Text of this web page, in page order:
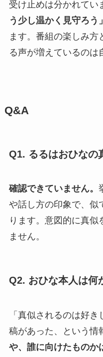
受け止めは分かれてい
う少し温かく見守ろう
ます。番組の楽しみ
る声が増えているのは
Q&A
Q1. るるはおひなの
確認できていません。
や話し方の印象で、似
ります。意図的に真似
ません。
Q2. おひな本人は何
「真似されるのは好
稿があった、という情
や、誰に向けたものか